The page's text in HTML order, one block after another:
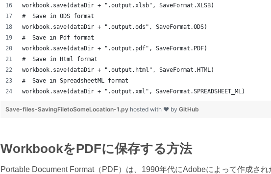
workbook.save(dataDir + ".output.xlsb", SaveFormat.XLSB)
#  Save in ODS format
workbook.save(dataDir + ".output.ods", SaveFormat.ODS)
#  Save in Pdf format
workbook.save(dataDir + ".output.pdf", SaveFormat.PDF)
#  Save in Html format
workbook.save(dataDir + ".output.html", SaveFormat.HTML)
#  Save in SpreadsheetML format
workbook.save(dataDir + ".output.xml", SaveFormat.SPREADSHEET_ML)
Save-files-SavingFiletoSomeLocation-1.py hosted with ❤ by GitHub
WorkbookをPDFに保存する方法
Portable Document Format（PDF）は、1990年代にAdobeによって作成さ